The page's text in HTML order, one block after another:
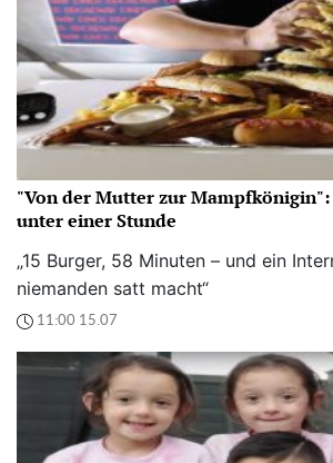
"Von der Mutter zur
unter einer Stunde
„15 Burger, 58 Minuten – und ein
niemanden satt macht“
11:00 15.07